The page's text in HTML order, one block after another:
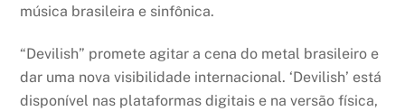
música brasileira e sinfônica.
“Devilish” promete agitar a cena do metal brasileiro e
dar uma nova visibilidade internacional. ‘Devilish’ está
disponível nas plataformas digitais e na versão física,